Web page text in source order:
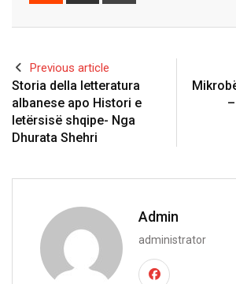
Previous article
Storia della letteratura
albanese apo Histori e
letërsisë shqipe- Nga
Dhurata Shehri
–
Admin
administrator